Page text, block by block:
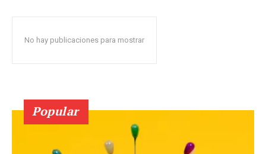
No hay publicaciones para mostrar
Popular